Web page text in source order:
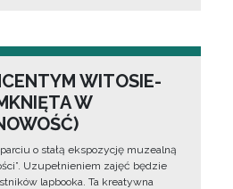
WITOSIE-
W
o stałą ekspozycję muzealną
Uzupełnieniem zajęć będzie
lapbooka. Ta kreatywna